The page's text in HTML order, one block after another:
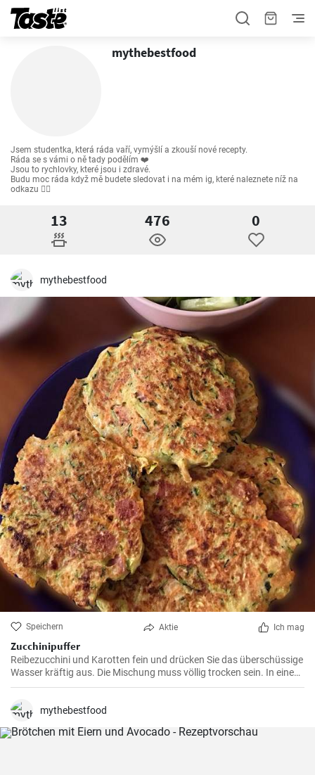
mythebestfood
Jsem studentka, která ráda vaří, vymýšlí a zkouší nové recepty.
Ráda se s vámi o ně tady podělím ❤️
Jsou to rychlovky, které jsou i zdravé.
Budu moc ráda když mě budete sledovat i na mém ig, které naleznete níž na
odkazu 👇🏻
13 476 0
mythebestfood
Speichern Aktie Ich mag
Zucchinipuffer
Reibezucchini und Karotten fein und drücken Sie das überschüssige
Wasser kräftig aus. Die Mischung muss völlig trocken sein. In eine
Schüssel geben wir zu dem Gemüse zwei Eier, Mehl und fein
Geschmack hinzufügen. Salzen Sie vorsichtig und mischen Sie gut.
mythebestfood